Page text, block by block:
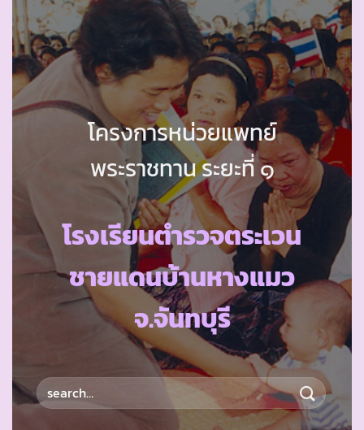
โครงการหน่วยแพทย์
พระราชทาน ระยะที่ ๑
โรงเรียนตำรวจตระเวน
ชายแดนบ้านหางแมว
จ.จันทบุรี